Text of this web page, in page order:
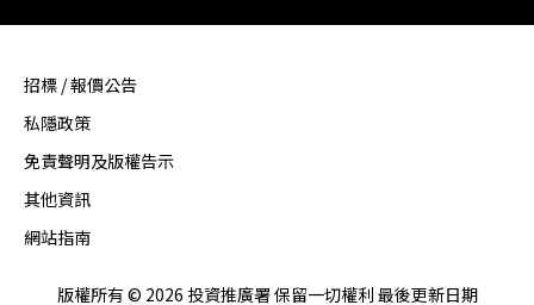
招標 / 報價公告
私隱政策
免責聲明及版權告示
其他資訊
網站指南
版權所有 © 2026 投資推廣署 保留一切權利 最後更新日期